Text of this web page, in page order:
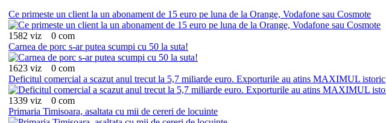
Ce primeste un client la un abonament de 15 euro pe luna de la Orange, Vodafone sau Cosmote
1582 viz
0 com
Carnea de porc s-ar putea scumpi cu 50 la suta!
1623 viz
0 com
Deficitul comercial a scazut anul trecut la 5,7 miliarde euro. Exporturile au atins MAXIMUL istoric
1339 viz
0 com
Primaria Timisoara, asaltata cu mii de cereri de locuinte